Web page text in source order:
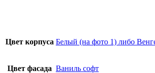
Цвет корпуса Белый (на фото 1) либо
Цвет фасада Ваниль софт